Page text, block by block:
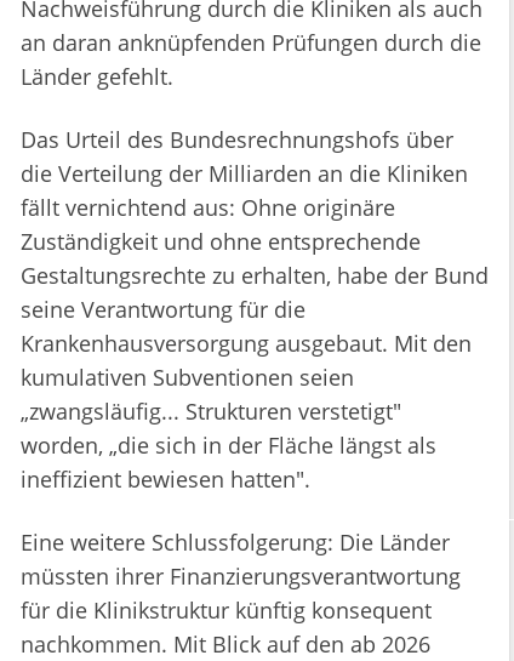
Nachweisführung durch die Kliniken als auch
an daran anknüpfenden Prüfungen durch die
Länder gefehlt.
Das Urteil des Bundesrechnungshofs über
die Verteilung der Milliarden an die Kliniken
fällt vernichtend aus: Ohne originäre
Zuständigkeit und ohne entsprechende
Gestaltungsrechte zu erhalten, habe der Bund
seine Verantwortung für die
Krankenhausversorgung ausgebaut. Mit den
kumulativen Subventionen seien
„zwangsläufig... Strukturen verstetigt"
worden, „die sich in der Fläche längst als
ineffizient bewiesen hatten".
Eine weitere Schlussfolgerung: Die Länder
müssten ihrer Finanzierungsverantwortung
für die Klinikstruktur künftig konsequent
nachkommen. Mit Blick auf den ab 2026